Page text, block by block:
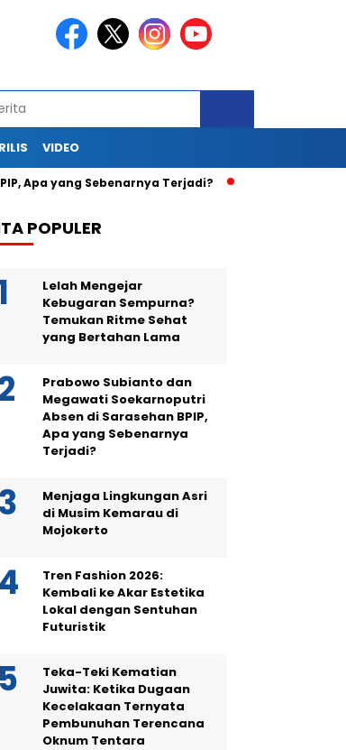
VIDEO
yang Sebenarnya Terjadi? Teka-Teki
POPULER
Lelah Mengejar
Kebugaran Sempurna?
Temukan Ritme Sehat
yang Bertahan Lama
Prabowo Subianto dan
Megawati Soekarnoputri
Absen di Sarasehan BPIP,
Apa yang Sebenarnya
Terjadi?
Menjaga Lingkungan Asri
di Musim Kemarau di
Mojokerto
Tren Fashion 2026:
Kembali ke Akar Estetika
Lokal dengan Sentuhan
Futuristik
Teka-Teki Kematian
Juwita: Ketika Dugaan
Kecelakaan Ternyata
Pembunuhan Terencana
Oknum Tentara